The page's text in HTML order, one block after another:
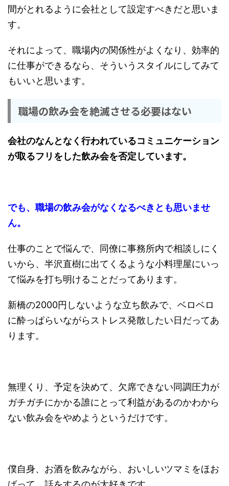
間がとれるように会社として設定すべきだと思いま
す。
それによって、職場内の関係性がよくなり、効率的
に仕事ができるなら、そういうスタイルにしてみて
もいいと思います。
職場の飲み会を絶滅させる必要はない
会社のなんとなく行われているコミュニケーション
が取るフリをした飲み会を否定しています。
でも、職場の飲み会がなくなるべきとも思いませ
ん。
仕事のことで悩んで、同僚に事務所内で相談しにく
いから、半沢直樹に出てくるような小料理屋にいっ
て悩みを打ち明けることだってあります。
新橋の2000円しないような立ち飲みで、ベロベロ
に酔っぱらいながらストレス発散したい日だってあ
ります。
無理くり、予定を決めて、欠席できない同調圧力が
ガチガチにかかる誰にとって利益があるのかわから
ない飲み会をやめようというだけです。
僕自身、お酒を飲みながら、おいしいツマミをほお